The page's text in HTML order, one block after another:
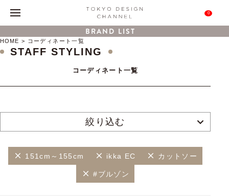
0
BRAND LIST
HOME コーディネート一覧
STAFF STYLING
コーディネート一覧
絞り込む
151cm～155cm ikka EC カットソー
#ブルゾン